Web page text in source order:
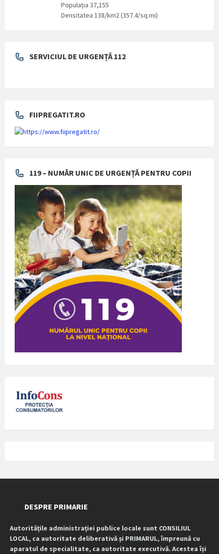
Populaţia 37,155
Densitatea 138/km2 (357.4/sq mi)
SERVICIUL DE URGENȚĂ 112
FIIPREGATIT.RO
119 – NUMĂR UNIC DE URGENȚĂ PENTRU COPII
DESPRE PRIMARIE
Autoritățile administrației publice locale sunt CONSILIUL
LOCAL, ca autoritate deliberativă și PRIMARUL, împreună cu
aparatul de specialitate, ca autoritate executivă. Acestea își